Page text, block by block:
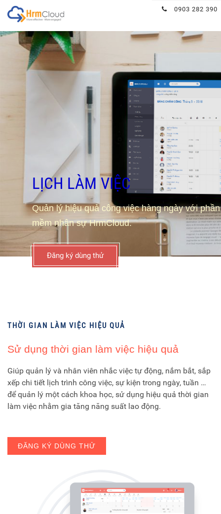
0903 282 390
Hrmcloud
LỊCH LÀM VIỆC
Quản lý hiệu quả công việc hàng ngày với phần
mềm nhân sự HrmCloud.
Đăng ký dùng thử
THỜI GIAN LÀM VIỆC HIỆU QUẢ
Sử dụng thời gian làm việc hiệu quả
Giúp quản lý và nhân viên nhắc việc tự động, nắm bắt, sắp
xếp chi tiết lịch trình công việc, sự kiện trong ngày, tuần …
để quản lý một cách khoa học, sử dụng hiệu quả thời gian
làm việc nhằm gia tăng năng suất lao động.
ĐĂNG KÝ DÙNG THỬ